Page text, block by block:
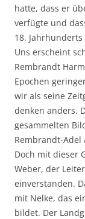
hatte, dass er
verfügte und
18.
Uns erscheint
Rembrandt
Epochen
wir als seine
denken anders.
gesammelten
Rembrandt-
Doch mit dieser
Weber, der
einverstanden.
mit Nelke, das
bildet. Der